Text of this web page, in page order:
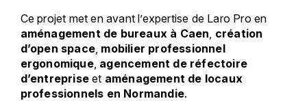
Ce projet met en avant l’expertise de Laro Pro en
aménagement de bureaux à Caen création
d’open space mobilier professionnel
ergonomique, agencement de réfectoire
d’entreprise et aménagement de locaux
professionnels en Normandie.